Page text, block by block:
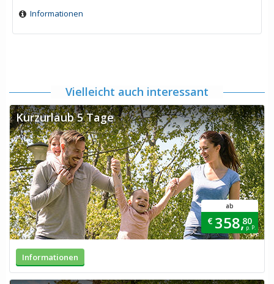
Informationen
Vielleicht auch interessant
Kurzurlaub 5 Tage
ab
€ 358,80
p. P.
Informationen